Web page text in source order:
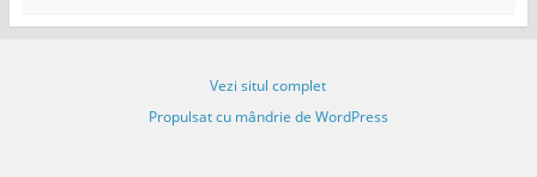
Vezi situl complet
Propulsat cu mândrie de WordPress